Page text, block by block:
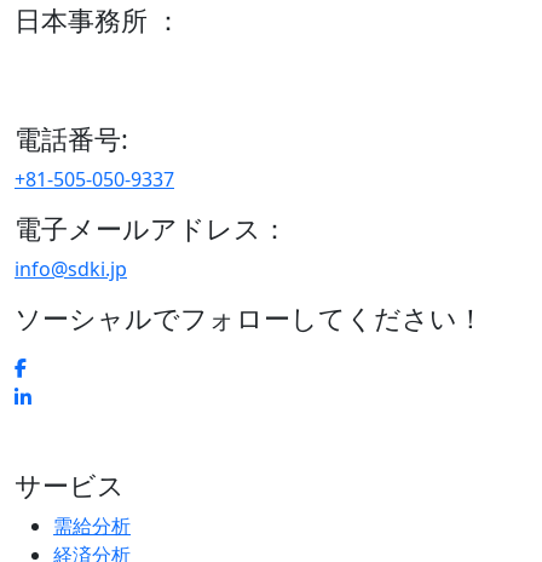
日本事務所 ：
電話番号:
+81-505-050-9337
電子メールアドレス：
info@sdki.jp
ソーシャルでフォローしてください！
サービス
需給分析
経済分析